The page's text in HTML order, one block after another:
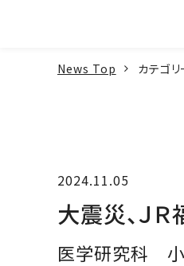
News Top カテゴリ
2024.11.05
大震災、Ｊ
医学研究科